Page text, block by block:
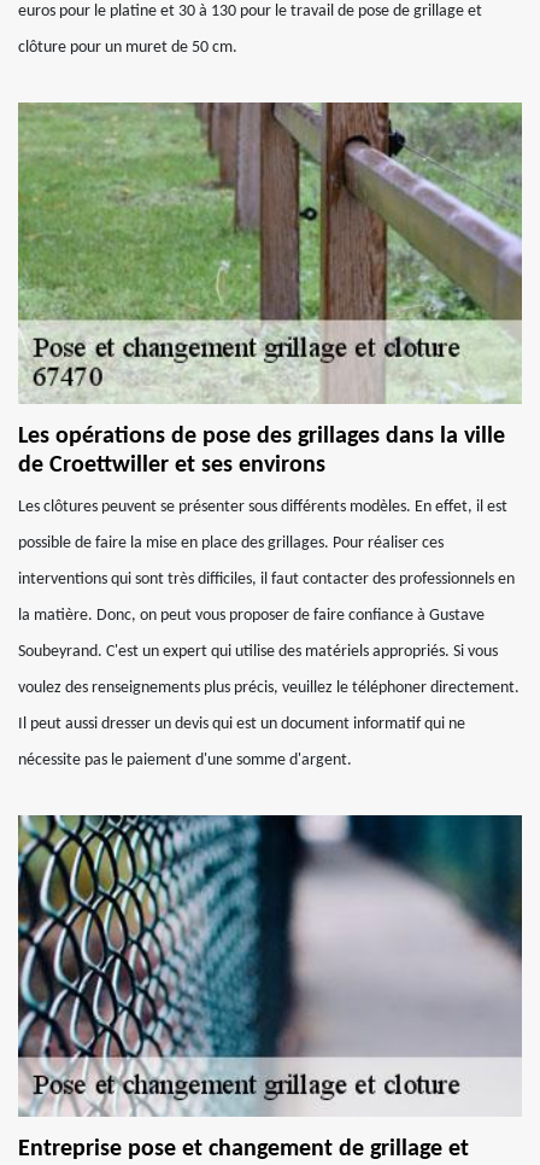
euros pour le platine et 30 à 130 pour le travail de pose de grillage et
clôture pour un muret de 50 cm.
Les opérations de pose des grillages dans la ville
de Croettwiller et ses environs
Les clôtures peuvent se présenter sous différents modèles. En effet, il est
possible de faire la mise en place des grillages. Pour réaliser ces
interventions qui sont très difficiles, il faut contacter des professionnels en
la matière. Donc, on peut vous proposer de faire confiance à Gustave
Soubeyrand. C'est un expert qui utilise des matériels appropriés. Si vous
voulez des renseignements plus précis, veuillez le téléphoner directement.
Il peut aussi dresser un devis qui est un document informatif qui ne
nécessite pas le paiement d'une somme d'argent.
Entreprise pose et changement de grillage et